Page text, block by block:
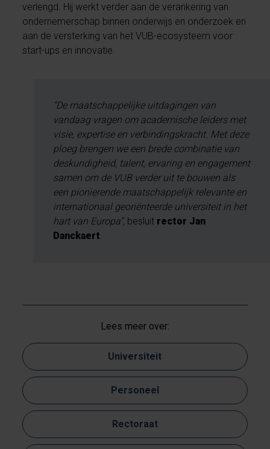
verlengd. Hij werkt verder aan de verankering van
ondernemerschap binnen onderwijs en onderzoek en
aan de versterking van het VUB-ecosysteem voor
start-ups en innovatie.
“De maatschappelijke uitdagingen van
vandaag vragen om academische leiders met
visie, expertise en verbindingskracht. Met deze
ploeg brengen we een brede combinatie van
deskundigheid, talent, ervaring en engagement
samen om de VUB verder uit te bouwen als
een pionierende maatschappelijk relevante en
internationaal georiënteerde universiteit in het
hart van Europa”, besluit rector Jan
Danckaert
Lees meer over:
Universiteit
Personeel
Rectoraat